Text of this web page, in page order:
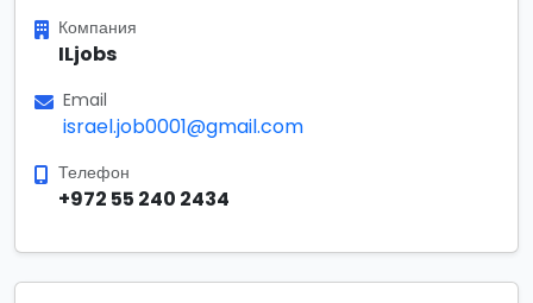
Компания
ILjobs
Email
israel.job0001@gmail.com
Телефон
+972 55 240 2434